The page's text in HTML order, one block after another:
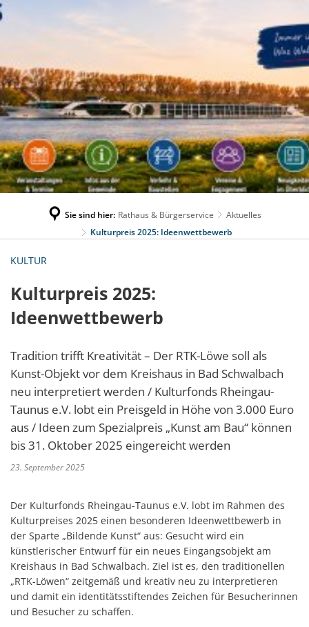
Sie sind hier: Rathaus & Bürgerservice
Aktuelles
Kulturpreis 2025: Ideenwettbewerb
KULTUR
Kulturpreis 2025:
Ideenwettbewerb
Tradition trifft Kreativität – Der RTK-Löwe soll als
Kunst-Objekt vor dem Kreishaus in Bad Schwalbach
neu interpretiert werden / Kulturfonds Rheingau-
Taunus e.V. lobt ein Preisgeld in Höhe von 3.000 Euro
aus / Ideen zum Spezialpreis „Kunst am Bau“ können
bis 31. Oktober 2025 eingereicht werden
23. September 2025
Der Kulturfonds Rheingau-Taunus e.V. lobt im Rahmen des
Kulturpreises 2025 einen besonderen Ideenwettbewerb in
der Sparte „Bildende Kunst“ aus: Gesucht wird ein
künstlerischer Entwurf für ein neues Eingangsobjekt am
Kreishaus in Bad Schwalbach. Ziel ist es, den traditionellen
„RTK-Löwen“ zeitgemäß und kreativ neu zu interpretieren
und damit ein identitätsstiftendes Zeichen für Besucherinnen
und Besucher zu schaffen.